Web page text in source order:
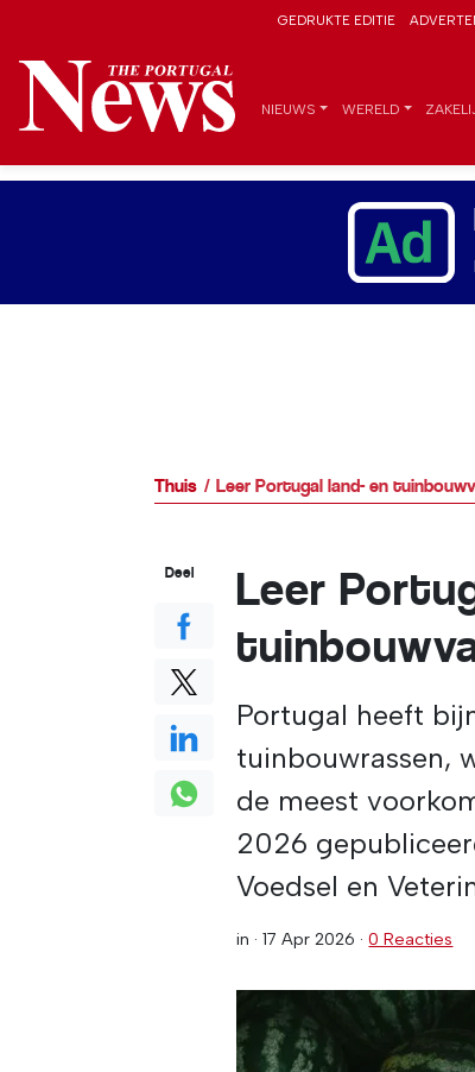
GEDRUKTE EDITIE
NIEUWS WERELD
Thuis Leer Portugal land- en
Leer
Portugal heeft
tuinbouwrassen,
de meest
2026
Voedsel en
in ·17 Apr 2026 ·0 Reacties
Deel